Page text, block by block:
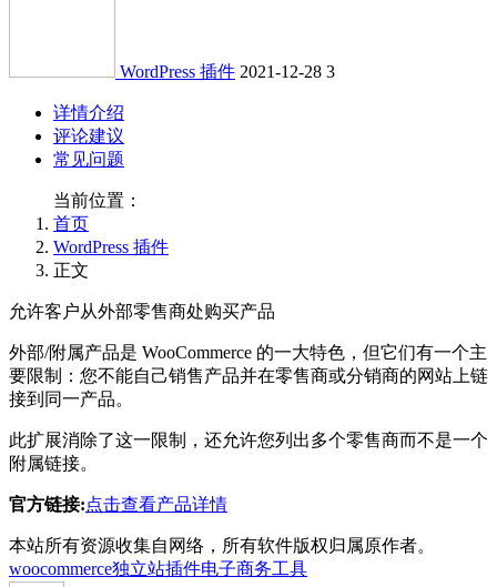
WordPress 插件 2021-12-28 3
详情介绍
评论建议
常见问题
当前位置：
首页
WordPress 插件
正文
允许客户从外部零售商处购买产品
外部/附属产品是 WooCommerce 的一大特色，但它们有一个主
要限制：您不能自己销售产品并在零售商或分销商的网站上链
接到同一产品。
此扩展消除了这一限制，还允许您列出多个零售商而不是一个
附属链接。
官方链接:点击查看产品详情
本站所有资源收集自网络，所有软件版权归属原作者。
woocommerce独立站插件电子商务工具